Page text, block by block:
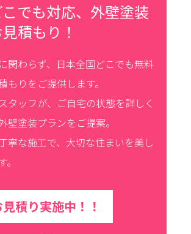
でも対応、外壁塗装
積もり！
関わらず、日本全国どこでも無料
もりをご提供します。
タッフが、ご自宅の状態を詳しく
壁塗装プランをご提案。
寧な施工で、大切な住まいを美し
積り実施中！！